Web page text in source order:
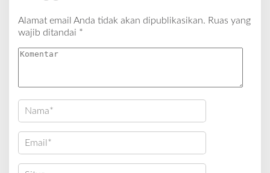
Alamat email Anda tidak akan dipublikasikan. Ruas yang
wajib ditandai *